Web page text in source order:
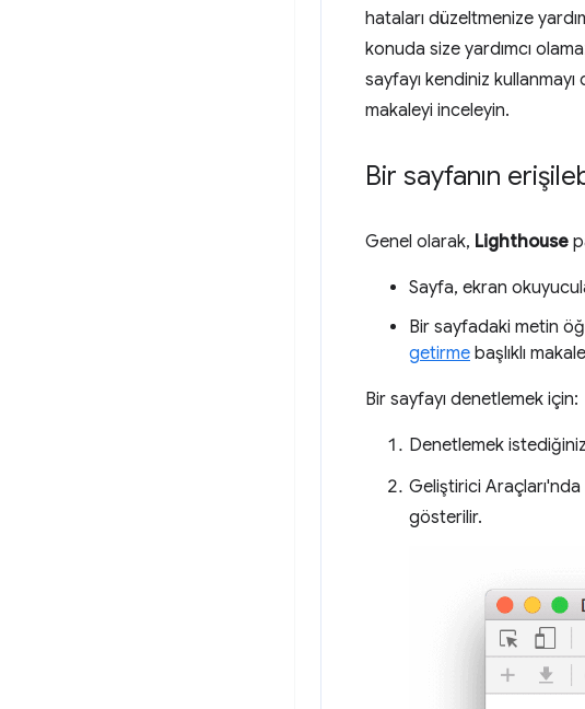
hataları düzeltmenize
konuda size yardımcı
sayfayı kendiniz
makaleyi inceleyin.
Bir sayfanın
Genel olarak, Lighthouse
Sayfa, ekran
Bir sayfadaki metin
getirme başlıklı
Bir sayfayı denetlemek için:
Denetlemek
Geliştirici Araçları'nda
gösterilir.